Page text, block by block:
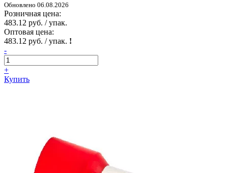
Обновлено 06.08.2026
Розничная цена:
483.12 руб. / упак.
Оптовая цена:
483.12 руб. / упак. !
-
+
Купить